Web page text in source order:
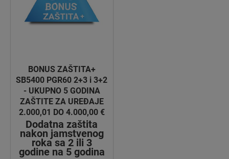
BONUS ZAŠTITA+
SB5400 PGR60 2+3 i 3+2
- UKUPNO 5 GODINA
ZAŠTITE ZA UREĐAJE
2.000,01 DO 4.000,00 €
Dodatna zaštita
nakon jamstvenog
roka sa 2 ili 3
godine na 5 godina